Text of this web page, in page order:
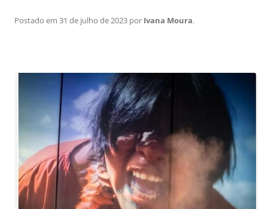
Postado em 31 de julho de 2023 por Ivana Moura.